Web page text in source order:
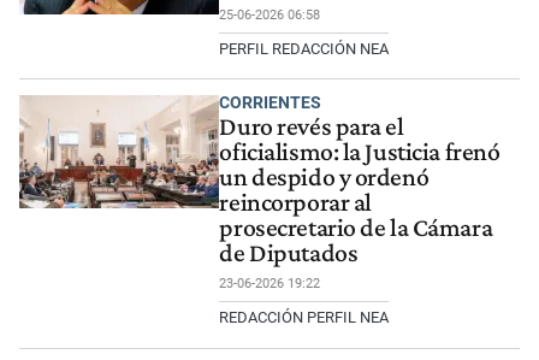
25-06-2026 06:58
PERFIL REDACCIÓN NEA
CORRIENTES
Duro revés para el
oficialismo: la Justicia frenó
un despido y ordenó
reincorporar al
prosecretario de la Cámara
de Diputados
23-06-2026 19:22
REDACCIÓN PERFIL NEA